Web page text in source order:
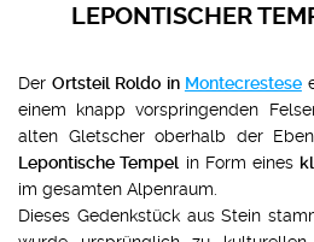
LEPONTISCHER
DerOrtsteil Roldo in Montecrestese
einem knapp vorspringenden
alten Gletscher oberhalb der
Lepontische Tempel in Form eines
im gesamten Alpenraum.
Dieses Gedenkstück aus Stein